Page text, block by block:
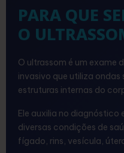
PARA QUE
O
O ultrassom é um exame
invasivo que utiliza ondas
estruturas internas do
Ele auxilia no
diversas condições de
fígado, rins, vesícula,